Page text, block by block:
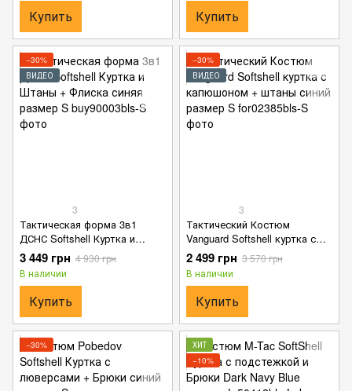
Купить Купить
−30%
ВИДЕО
3
Тактическая форма 3в1
ДСНС Softshell Куртка и
Штаны + Флиска синяя
размер S
3 449 грн 4 930 грн
В наличии
Купить
−30%
ВИДЕО
3
Тактический Костюм
Vanguard Softshell куртка с
капюшоном + штаны синий
размер S
2 499 грн 3 570 грн
В наличии
Купить
−30%
ХИТ
−10%